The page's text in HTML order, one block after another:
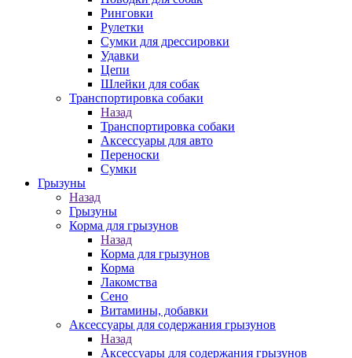
Ринговки
Рулетки
Сумки для дрессировки
Удавки
Цепи
Шлейки для собак
Транспортировка собаки
Назад
Транспортировка собаки
Аксессуары для авто
Переноски
Сумки
Грызуны
Назад
Грызуны
Корма для грызунов
Назад
Корма для грызунов
Корма
Лакомства
Сено
Витамины, добавки
Аксессуары для содержания грызунов
Назад
Аксессуары для содержания грызунов